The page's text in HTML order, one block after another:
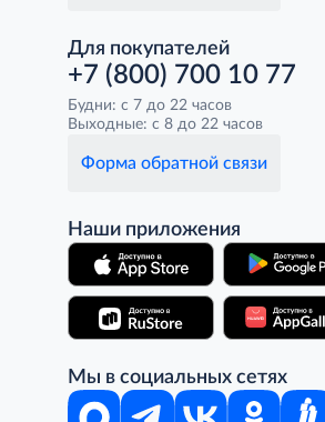
Для покупателей
+7 (800) 700 10 77
Будни: с 7 до 22 часов
Выходные: с 8 до 22 часов
Форма обратной связи
Наши приложения
Мы в социальных сетях